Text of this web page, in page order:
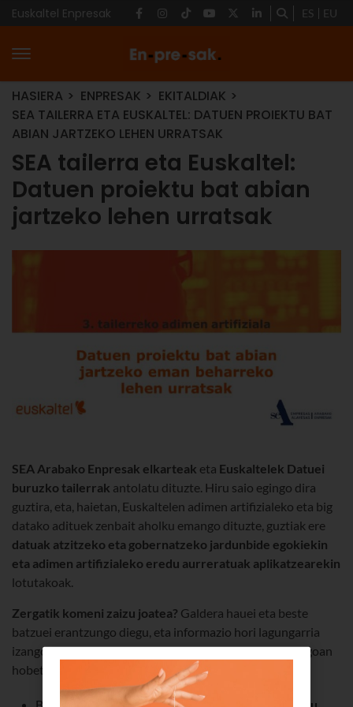
Euskaltel Enpresak ES EU
HASIERA ENPRESAK
EKITALDIAK
SEA TAILERRA ETA EUSKALTEL: DATUEN PROIEKTU BAT
ABIAN JARTZEKO LEHEN URRATSAK
SEA tailerra eta Euskaltel:
Datuen proiektu bat abian
jartzeko lehen urratsak
SEA Arabako Enpresak elkarteak eta Euskaltelek Datuei
buruzko tailerrak antolatu dituzte. Hiru saio egingo dira
guztira, eta, haietan, Euskaltelen adimen artifizialeko eta big
datako adituek zenbait aholku emango dituzte, guztiak ere
datuak atzitzeko eta gobernatzeko jardunbide egokiekin
eta adimen artifizialeko eredu aurreratuak aplikatzearekin
lotutakoak.
Zergatik komeni zaizu joatea? Galdera hauei eta beste
batzuei erantzungo diegu, eta informazio hori lagungarria
izango da zure enpresako prozesuak modu eraginkorragoan
hobetzeko eta optimizatzeko: